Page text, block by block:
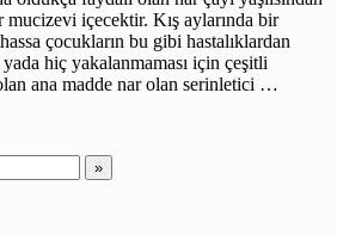
mucizevi içecektir. Kış aylarında bir
çocukların bu gibi hastalıklardan
hiç yakalanmaması için çeşitli
ana madde nar olan serinletici …